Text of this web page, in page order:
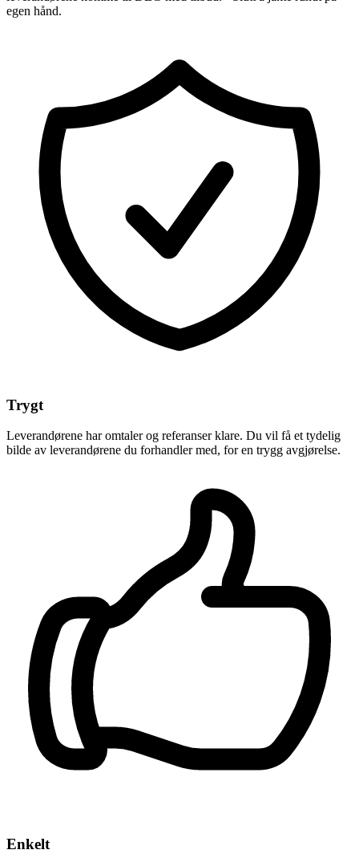
egen hånd.
Trygt
Leverandørene har omtaler og referanser klare. Du vil få et tydelig
bilde av leverandørene du forhandler med, for en trygg avgjørelse.
Enkelt